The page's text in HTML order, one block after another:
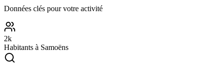
Données clés pour votre activité
2k
Habitants à Samoëns